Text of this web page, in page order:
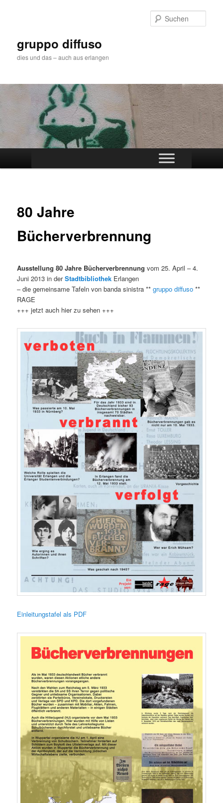
gruppo diffuso
dies und das – auch aus erlangen
80 Jahre
Bücherverbrennung
Ausstellung 80 Jahre Bücherverbrennungvom 25. April – 4.
Juni 2013 in der Stadtbibliothek Erlangen
– die gemeinsame Tafeln von banda sinistra **gruppo diffuso **
RAGE
+++ jetzt auch hier zu sehen +++
Einleitungstafel als PDF